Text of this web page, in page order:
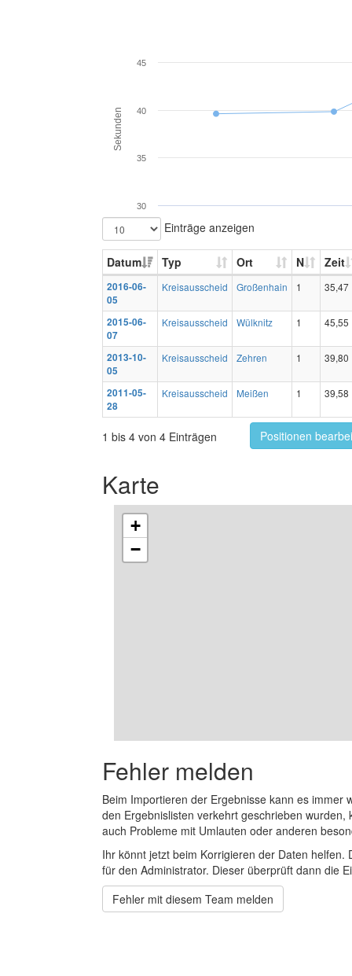
Sekunden
30
35
40
45
Einträge anzeigen
Datum Typ Ort N Zeit
2016-06-
05
Kreisausscheid Großenhain 1 35,47
2015-06-
07
Kreisausscheid Wülknitz 1 45,55
2013-10-
05
Kreisausscheid Zehren 1 39,80
2011-05-
28
Kreisausscheid Meißen 1 39,58
1 bis 4 von 4 Einträgen Positionen
Karte
+
−
Fehler melden
Beim Importieren der Ergebnisse kann es
den Ergebnislisten verkehrt geschrieben
auch Probleme mit Umlauten oder anderen
Ihr könnt jetzt beim Korrigieren der Daten
für den Administrator. Dieser überprüft dann die
Fehler mit diesem Team melden